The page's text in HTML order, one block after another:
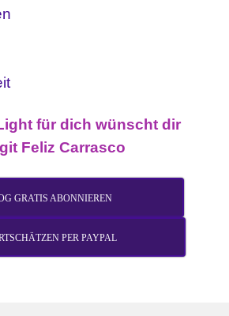
für dich wünscht dir
Feliz Carrasco
GRATIS ABONNIEREN
PER PAYPAL